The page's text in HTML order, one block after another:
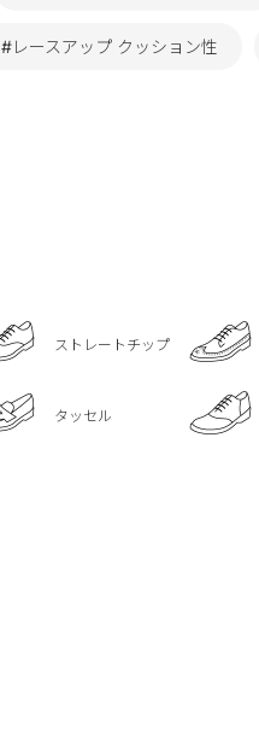
#レースアップ クッション性
ストレートチップ
タッセル